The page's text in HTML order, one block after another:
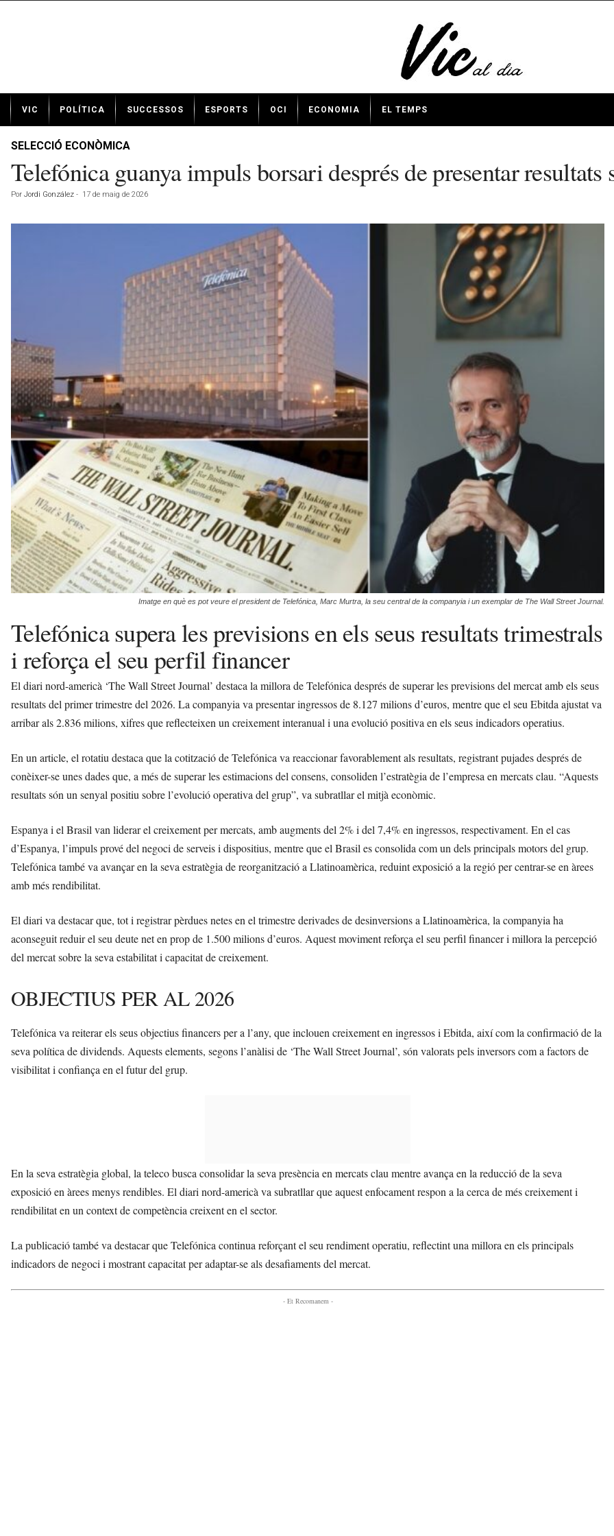
t
VIC POLÍTICA SUCCESSOS ESPORTS OCI ECONOMIA EL TEMPS
SELECCIÓ ECONÒMICA
Telefónica guanya impuls borsari després de presentar resultats
Por Jordi González - 17 de maig de 2026
Imatge en què es pot veure el president de Telefónica, Marc Murtra, la seu central de la companyia i un exemplar de The Wall Street Journal.
Telefónica supera les previsions en els seus resultats trimestrals
i reforça el seu perfil financer
El diari nord-americà ‘The Wall Street Journal’ destaca la millora de Telefónica després de superar les previsions del mercat amb els seus
resultats del primer trimestre del 2026. La companyia va presentar ingressos de 8.127 milions d’euros, mentre que el seu Ebitda ajustat va
arribar als 2.836 milions, xifres que reflecteixen un creixement interanual i una evolució positiva en els seus indicadors operatius.
En un article, el rotatiu destaca que la cotització de Telefónica va reaccionar favorablement als resultats, registrant pujades després de
conèixer-se unes dades que, a més de superar les estimacions del consens, consoliden l’estratègia de l’empresa en mercats clau. “Aquests
resultats són un senyal positiu sobre l’evolució operativa del grup”, va subratllar el mitjà econòmic.
Espanya i el Brasil van liderar el creixement per mercats, amb augments del 2% i del 7,4% en ingressos, respectivament. En el cas
d’Espanya, l’impuls prové del negoci de serveis i dispositius, mentre que el Brasil es consolida com un dels principals motors del grup.
Telefónica també va avançar en la seva estratègia de reorganització a Llatinoamèrica, reduint exposició a la regió per centrar-se en àrees
amb més rendibilitat.
El diari va destacar que, tot i registrar pèrdues netes en el trimestre derivades de desinversions a Llatinoamèrica, la companyia ha
aconseguit reduir el seu deute net en prop de 1.500 milions d’euros. Aquest moviment reforça el seu perfil financer i millora la percepció
del mercat sobre la seva estabilitat i capacitat de creixement.
OBJECTIUS PER AL 2026
Telefónica va reiterar els seus objectius financers per a l’any, que inclouen creixement en ingressos i Ebitda, així com la confirmació de la
seva política de dividends. Aquests elements, segons l’anàlisi de ‘The Wall Street Journal’, són valorats pels inversors com a factors de
visibilitat i confiança en el futur del grup.
En la seva estratègia global, la teleco busca consolidar la seva presència en mercats clau mentre avança en la reducció de la seva
exposició en àrees menys rendibles. El diari nord-americà va subratllar que aquest enfocament respon a la cerca de més creixement i
rendibilitat en un context de competència creixent en el sector.
La publicació també va destacar que Telefónica continua reforçant el seu rendiment operatiu, reflectint una millora en els principals
indicadors de negoci i mostrant capacitat per adaptar-se als desafiaments del mercat.
- Et Recomanem -